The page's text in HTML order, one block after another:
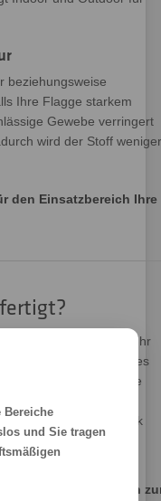
beziehungsweise
Ihre Flagge starkem
Gewebe verringert
wird der Stoff weniger
den Einsatzbereich Ihre
wir Ihr Wunschmotiv, Ihr
ein aussagekräftiges
den Fahnenstoff. Die
°C in den Polyester
ein kräftiger Durchdruck
und die
Sie!
Möglichkeiten
Bereiche
und Sie tragen